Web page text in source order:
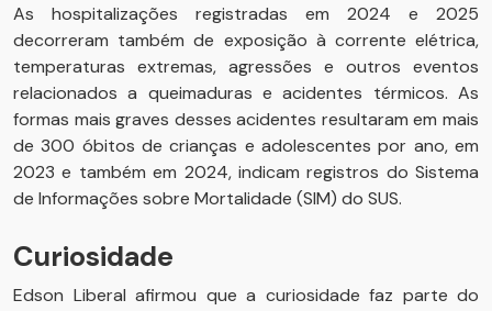
As hospitalizações registradas em 2024 e 2025
decorreram também de exposição à corrente elétrica,
temperaturas extremas, agressões e outros eventos
relacionados a queimaduras e acidentes térmicos. As
formas mais graves desses acidentes resultaram em mais
de 300 óbitos de crianças e adolescentes por ano, em
2023 e também em 2024, indicam registros do Sistema
de Informações sobre Mortalidade (SIM) do SUS.
Curiosidade
Edson Liberal afirmou que a curiosidade faz parte do